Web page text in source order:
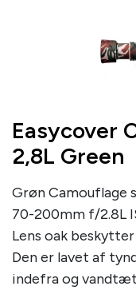
Easycover
2,8L Green
Grøn Camouflage
70-200mm f/2.8L
Lens oak
Den er lavet af
indefra og